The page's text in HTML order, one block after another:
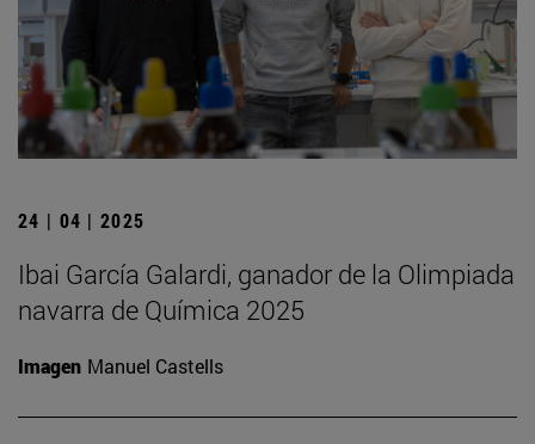
24 | 04 | 2025
Ibai García Galardi, ganador de la Olimpiada
navarra de Química 2025
Imagen Manuel Castells